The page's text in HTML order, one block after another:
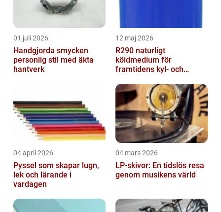
01 juli 2026
Handgjorda smycken
personlig stil med äkta
hantverk
12 maj 2026
R290 naturligt
köldmedium för
framtidens kyl- och
04 april 2026
Pyssel som skapar lugn,
lek och lärande i
vardagen
04 mars 2026
LP-skivor: En tidslös resa
genom musikens värld